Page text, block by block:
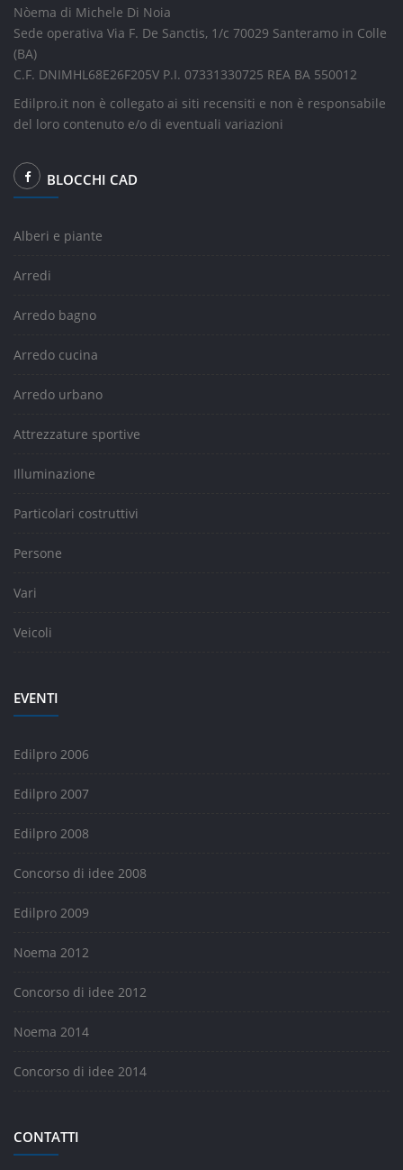
Nòema di Michele Di Noia
Sede operativa Via F. De Sanctis, 1/c 70029 Santeramo in Colle
(BA)
C.F. DNIMHL68E26F205V P.I. 07331330725 REA BA 550012
Edilpro.it non è collegato ai siti recensiti e non è responsabile
del loro contenuto e/o di eventuali variazioni
BLOCCHI CAD
Alberi e piante
Arredi
Arredo bagno
Arredo cucina
Arredo urbano
Attrezzature sportive
Illuminazione
Particolari costruttivi
Persone
Vari
Veicoli
EVENTI
Edilpro 2006
Edilpro 2007
Edilpro 2008
Concorso di idee 2008
Edilpro 2009
Noema 2012
Concorso di idee 2012
Noema 2014
Concorso di idee 2014
CONTATTI